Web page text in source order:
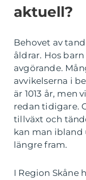
aktuell?
Behovet av
åldrar. Hos
avgörande.
avvikelserna i
är 1013 år, men
redan tidigare.
tillväxt och
kan man
längre fram.
I Region Skåne